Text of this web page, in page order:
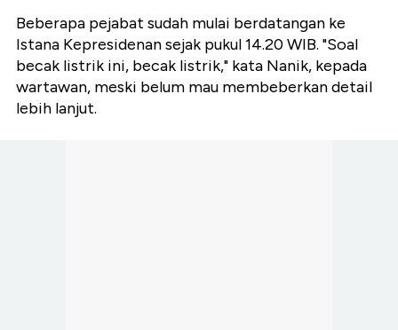
Beberapa pejabat sudah mulai berdatangan ke
Istana Kepresidenan sejak pukul 14.20 WIB. "Soal
becak listrik ini, becak listrik," kata Nanik, kepada
wartawan, meski belum mau membeberkan detail
lebih lanjut.